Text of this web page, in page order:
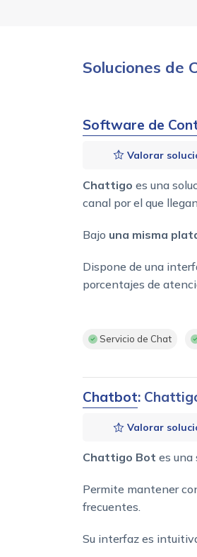
Soluciones de
Software de
Valorar
Chattigo es una
canal por el que
Bajo una misma
Dispone de una
porcentajes de
Servicio de Chat
Chatbot:
Valorar
Chattigo Bot es una
Permite mantener
frecuentes.
Su interfaz es